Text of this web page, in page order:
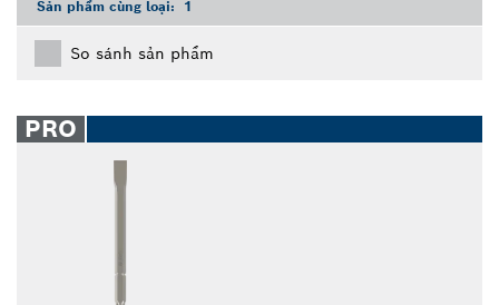
Sản phẩm cùng loại: 1
So sánh sản phẩm
PRO